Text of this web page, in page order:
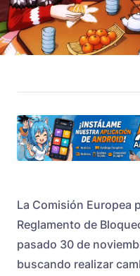
La Comisión Europea
Reglamento de
pasado 30 de
buscando realizar